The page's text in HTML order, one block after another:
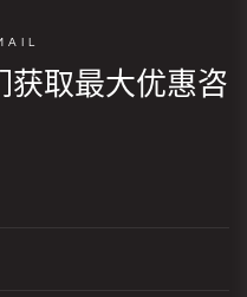
获取最大优惠咨